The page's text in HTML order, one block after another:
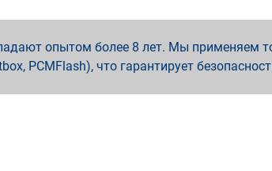
опытом более 8 лет. Мы применяем
PCMFlash), что гарантирует